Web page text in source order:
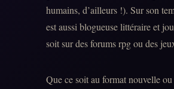
humains, d’ailleurs !). Sur son
est aussi blogueuse littéraire et
soit sur des forums rpg ou des
Que ce soit au format nouvelle